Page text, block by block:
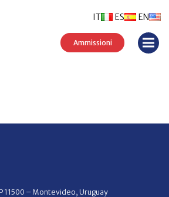
ES EN
IT
Ammissioni
11500 – Montevideo, Uruguay